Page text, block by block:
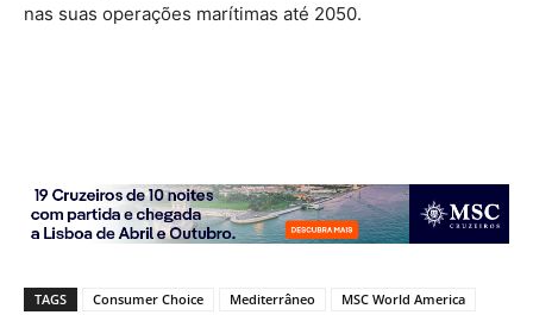
nas suas operações marítimas até 2050.
TAGS Consumer Choice Mediterrâneo MSC World America